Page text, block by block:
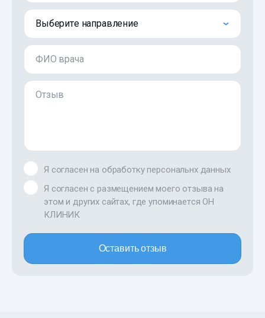
Выберите направление
ФИО врача
Отзыв
Я согласен на обработку персональнх данных
Я согласен с размещением моего отзыва на
этом и других сайтах, где упоминается ОН
КЛИНИК
Оставить отзыв